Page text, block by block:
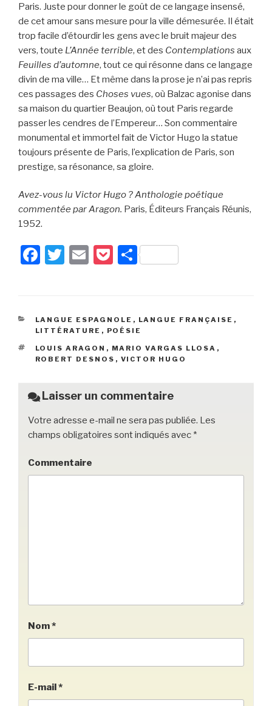
Paris. Juste pour donner le goût de ce langage insensé,
de cet amour sans mesure pour la ville démesurée. Il était
trop facile d’étourdir les gens avec le bruit majeur des
vers, toute L’Année terrible, et des Contemplations aux
Feuilles d’automne, tout ce qui résonne dans ce langage
divin de ma ville… Et même dans la prose je n’ai pas repris
ces passages des Choses vues, où Balzac agonise dans
sa maison du quartier Beaujon, où tout Paris regarde
passer les cendres de l’Empereur… Son commentaire
monumental et immortel fait de Victor Hugo la statue
toujours présente de Paris, l’explication de Paris, son
prestige, sa résonance, sa gloire.
Avez-vous lu Victor Hugo ? Anthologie poétique
commentée par Aragon. Paris, Éditeurs Français Réunis,
1952.
F
e
b
o
k
T
er
E
P
k
et
P
g
er
CATÉGORIES
LANGUE ESPAGNOLE , LANGUE FRANÇAISE ,
LITTÉRATURE , POÉSIE
ÉTIQUETTES
LOUIS ARAGON , MARIO VARGAS LLOSA ,
ROBERT DESNOS , VICTOR HUGO
Laisser un commentaire
Votre adresse e-mail ne sera pas publiée. Les
champs obligatoires sont indiqués avec *
Commentaire
Nom*
E-mail*